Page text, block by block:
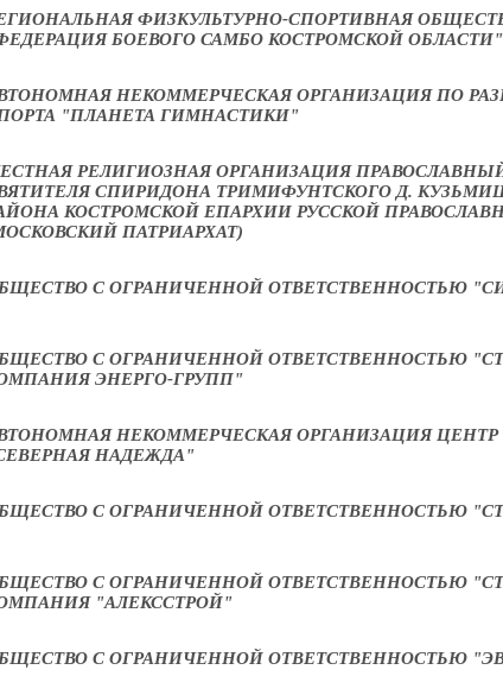
ФИЗКУЛЬТУРНО-СПОРТИВНАЯ
БОЕВОГО САМБО КОСТРОМСКОЙ ОБЛАСТИ"
НЕКОММЕРЧЕСКАЯ ОРГАНИЗАЦИЯ ПО
"ПЛАНЕТА ГИМНАСТИКИ"
РЕЛИГИОЗНАЯ ОРГАНИЗАЦИЯ
СПИРИДОНА ТРИМИФУНТСКОГО Д.
КОСТРОМСКОЙ ЕПАРХИИ РУССКОЙ
ПАТРИАРХАТ)
С ОГРАНИЧЕННОЙ ОТВЕТСТВЕННОСТЬЮ
С ОГРАНИЧЕННОЙ ОТВЕТСТВЕННОСТЬЮ
ЭНЕРГО-ГРУПП"
НЕКОММЕРЧЕСКАЯ ОРГАНИЗАЦИЯ ЦЕНТР
НАДЕЖДА"
С ОГРАНИЧЕННОЙ ОТВЕТСТВЕННОСТЬЮ
С ОГРАНИЧЕННОЙ ОТВЕТСТВЕННОСТЬЮ
"АЛЕКССТРОЙ"
С ОГРАНИЧЕННОЙ ОТВЕТСТВЕННОСТЬЮ